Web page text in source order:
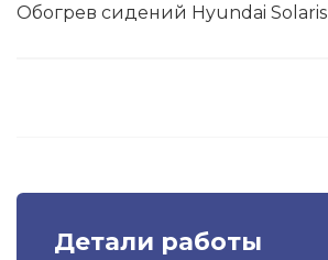
Обогрев сидений Hyundai Solaris
Детали работы